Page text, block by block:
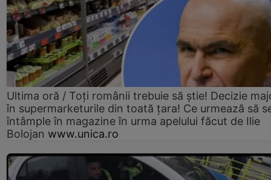
Ultima oră / Toți românii trebuie să știe! Decizie
în supermarketurile din toată țara! Ce urmează să
întâmple în magazine în urma apelului făcut de Ilie
Bolojan www.unica.ro